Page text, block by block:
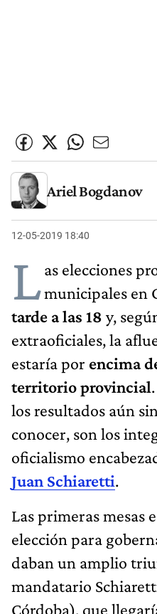
Ariel Bogdanov
12-05-2019 18:40
Las elecciones
municipales en
tarde a las 18 y,
extraoficiales, la
estaría por encima
territorio provincial
los resultados aún
conocer, son los
oficialismo
Juan Schiaretti.
Las primeras mesas
elección para
daban un amplio
mandatario
Córdoba), que